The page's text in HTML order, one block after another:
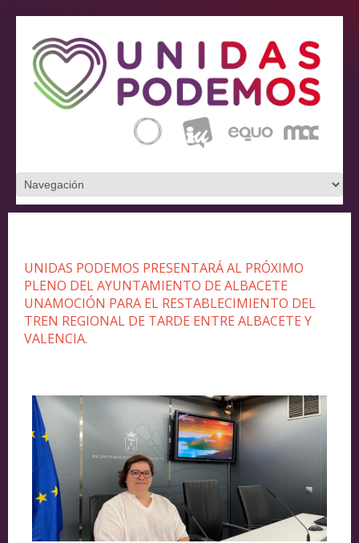
UNIDAS PODEMOS PRESENTARÁ AL PRÓXIMO
PLENO DEL AYUNTAMIENTO DE ALBACETE
UNAMOCIÓN PARA EL RESTABLECIMIENTO DEL
TREN REGIONAL DE TARDE ENTRE ALBACETE Y
VALENCIA.